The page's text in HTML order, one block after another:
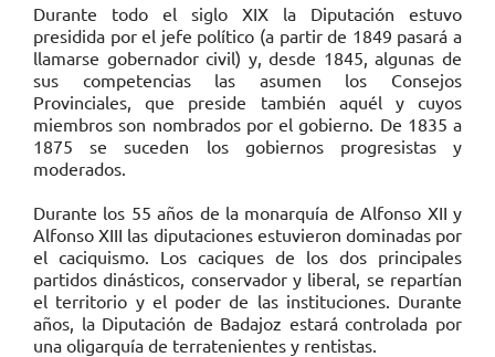
Durante todo el siglo XIX la Diputación estuvo
presidida por el jefe político (a partir de 1849 pasará a
llamarse gobernador civil) y, desde 1845, algunas de
sus competencias las asumen los Consejos
Provinciales, que preside también aquél y cuyos
miembros son nombrados por el gobierno. De 1835 a
1875 se suceden los gobiernos progresistas y
moderados.
Durante los 55 años de la monarquía de Alfonso XII y
Alfonso XIII las diputaciones estuvieron dominadas por
el caciquismo. Los caciques de los dos principales
partidos dinásticos, conservador y liberal, se repartían
el territorio y el poder de las instituciones. Durante
años, la Diputación de Badajoz estará controlada por
una oligarquía de terratenientes y rentistas.